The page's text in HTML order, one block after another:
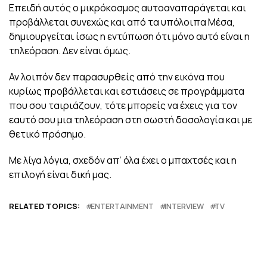
Επειδή αυτός ο μικρόκοσμος αυτοαναπαράγεται και
προβάλλεται συνεχώς και από τα υπόλοιπα Μέσα,
δημιουργείται ίσως η εντύπωση ότι μόνο αυτό είναι η
τηλεόραση. Δεν είναι όμως.
Αν λοιπόν δεν παρασυρθείς από την εικόνα που
κυρίως προβάλλεται και εστιάσεις σε προγράμματα
που σου ταιριάζουν, τότε μπορείς να έχεις για τον
εαυτό σου μια τηλεόραση στη σωστή δοσολογία και με
θετικό πρόσημο.
Με λίγα λόγια, σχεδόν απ’ όλα έχει ο μπαχτσές και η
επιλογή είναι δική μας.
RELATED TOPICS: ENTERTAINMENT INTERVIEW TV